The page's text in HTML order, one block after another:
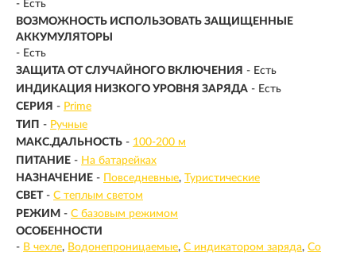
- Есть
ВОЗМОЖНОСТЬ ИСПОЛЬЗОВАТЬ ЗАЩИЩЕННЫЕ
АККУМУЛЯТОРЫ
- Есть
ЗАЩИТА ОТ СЛУЧАЙНОГО ВКЛЮЧЕНИЯ - Есть
ИНДИКАЦИЯ НИЗКОГО УРОВНЯ ЗАРЯДА - Есть
СЕРИЯ - Prime
ТИП - Ручные
МАКС.ДАЛЬНОСТЬ - 100-200 м
ПИТАНИЕ - На батарейках
НАЗНАЧЕНИЕ - Повседневные Туристические
СВЕТ - С теплым светом
РЕЖИМ - С базовым режимом
ОСОБЕННОСТИ
- В чехле Водонепроницаемые С индикатором заряда Со